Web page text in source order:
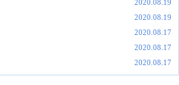
2020.08.19
2020.08.19
2020.08.17
2020.08.17
2020.08.17